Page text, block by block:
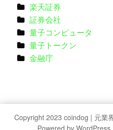
楽天証券
証券会社
量子コンピュータ
量子トークン
金融庁
Copyright 2023 coindog | 元業
Powered by